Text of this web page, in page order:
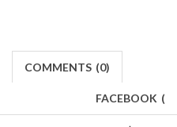
COMMENTS (0)
FACEBOOK (